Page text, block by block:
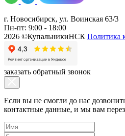
г. Новосибирск, ул. Воинская 63/3
Пн-пт: 9:00 - 18:00
2026 ©КупальникиНСК Политика
заказать обратный звонок
Если вы не смогли до нас
контактные данные, и мы вам